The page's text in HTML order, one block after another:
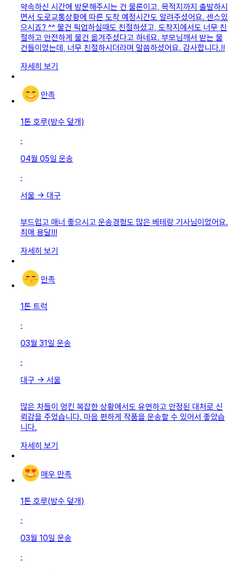
약속하신 시간에 방문해주시는 건 물론이고, 목적지까지 출발하시
면서 도로교통상황에 따른 도착 예정시간도 알려주셨어요. 센스있
으시죠? ^^ 물건 픽업하실때도 친절하셨고, 도착지에서도 너무 친
절하고 안전하게 물건 옮겨주셨다고 하네요. 부모님깨서 받는 물
건들이었는데, 너무 친절하시더라며 말씀하셨어요. 감사합니다.!!
자세히 보기
만족
1톤 호루(방수 덮개)
·
04월 05일 운송
·
서울 → 대구
부드럽고 매너 좋으시고 운송경험도 많은 베테랑 기사님이었어요.
최애 용달!!!
자세히 보기
만족
1톤 트럭
·
03월 31일 운송
·
대구 → 서울
많은 차들이 엉킨 복잡한 상황에서도 유연하고 안정된 대처로 신
뢰감을 주었습니다. 마음 편하게 작품을 운송할 수 있어서 좋았습
니다.
자세히 보기
매우 만족
1톤 호루(방수 덮개)
·
03월 10일 운송
·